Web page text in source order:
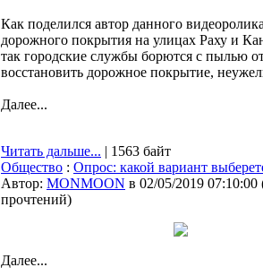
Как поделился автор данного
дорожного покрытия на улицах Раху и
так городские службы борются с пылью
восстановить дорожное покрытие,
Далее...
Читать дальше... | 1563 байт
Общество : Опрос: какой вариант
Автор: MONMOON в 02/05/2019 07:10:00
прочтений)
Далее...